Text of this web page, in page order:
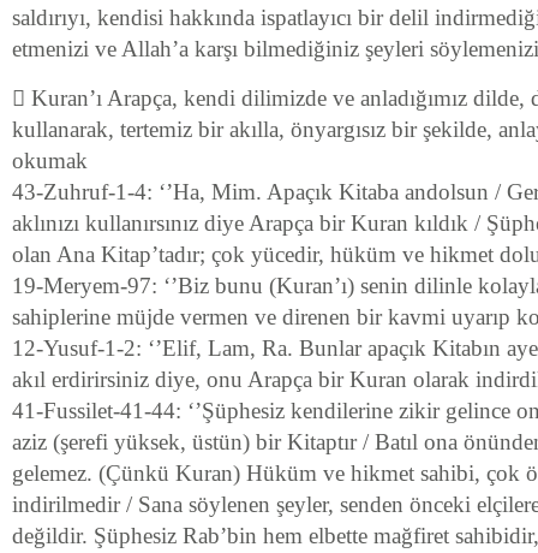
saldırıyı, kendisi hakkında ispatlayıcı bir delil
etmenizi ve Allah’a karşı bilmediğiniz şeyleri söylemenizi
 Kuran’ı Arapça, kendi dilimizde ve anladığımız dilde,
kullanarak, tertemiz bir akılla, önyargısız bir şekilde,
okumak
43-Zuhruf-1-4: ‘’Ha, Mim. Apaçık Kitaba andolsun /
aklınızı kullanırsınız diye Arapça bir Kuran kıldık /
olan Ana Kitap’tadır; çok yücedir, hüküm ve hikmet
19-Meryem-97: ‘’Biz bunu (Kuran’ı) senin dilinle
sahiplerine müjde vermen ve direnen bir kavmi uyarıp
12-Yusuf-1-2: ‘’Elif, Lam, Ra. Bunlar apaçık Kitabın
akıl erdirirsiniz diye, onu Arapça bir Kuran olarak
41-Fussilet-41-44: ‘’Şüphesiz kendilerine zikir gelince
aziz (şerefi yüksek, üstün) bir Kitaptır / Batıl ona
gelemez. (Çünkü Kuran) Hüküm ve hikmet sahibi, çok
indirilmedir / Sana söylenen şeyler, senden önceki
değildir. Şüphesiz Rab’bin hem elbette mağfiret